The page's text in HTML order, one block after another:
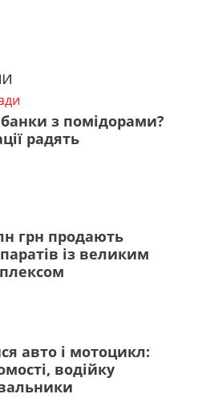
з помідорами?
радять
грн продають
із великим
авто і мотоцикл:
водійку